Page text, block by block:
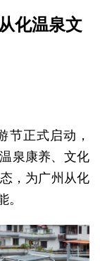
化温泉文
节正式启动，
泉康养、文化
，为广州从化
。